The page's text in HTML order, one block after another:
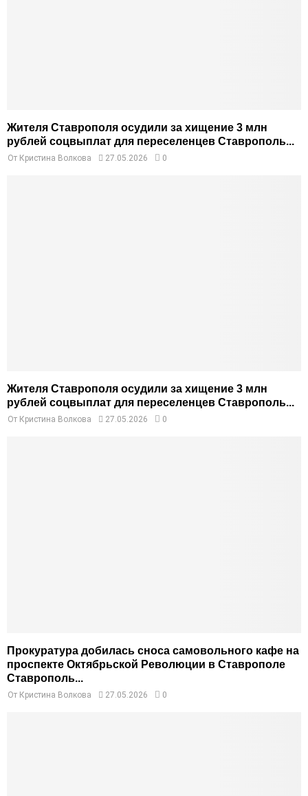
Жителя Ставрополя осудили за хищение 3 млн
рублей соцвыплат для переселенцев Ставрополь...
От Кристина Волкова 27.05.2026 0
Жителя Ставрополя осудили за хищение 3 млн
рублей соцвыплат для переселенцев Ставрополь...
От Кристина Волкова 27.05.2026 0
Прокуратура добилась сноса самовольного кафе на
проспекте Октябрьской Революции в Ставрополе
Ставрополь...
От Кристина Волкова 27.05.2026 0